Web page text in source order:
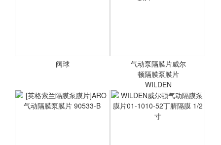
<查看详情>
阀球
气动泵隔膜片威尔顿隔膜泵
气动泵隔膜片威尔
顿隔膜泵膜片
WILDEN